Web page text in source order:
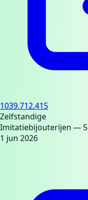
1039.712.415
Zelfstandige
Imitatiebijouterijen —
1 jun 2026